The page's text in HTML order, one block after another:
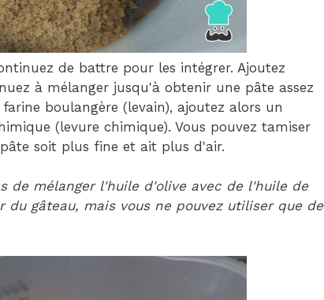
de battre pour les intégrer. Ajoutez
à mélanger jusqu'à obtenir une pâte assez
boulangère (levain), ajoutez alors un
(levure chimique). Vous pouvez tamiser
soit plus fine et ait plus d'air.
de mélanger l'huile d'olive avec de l'huile de
du gâteau, mais vous ne pouvez utiliser que de